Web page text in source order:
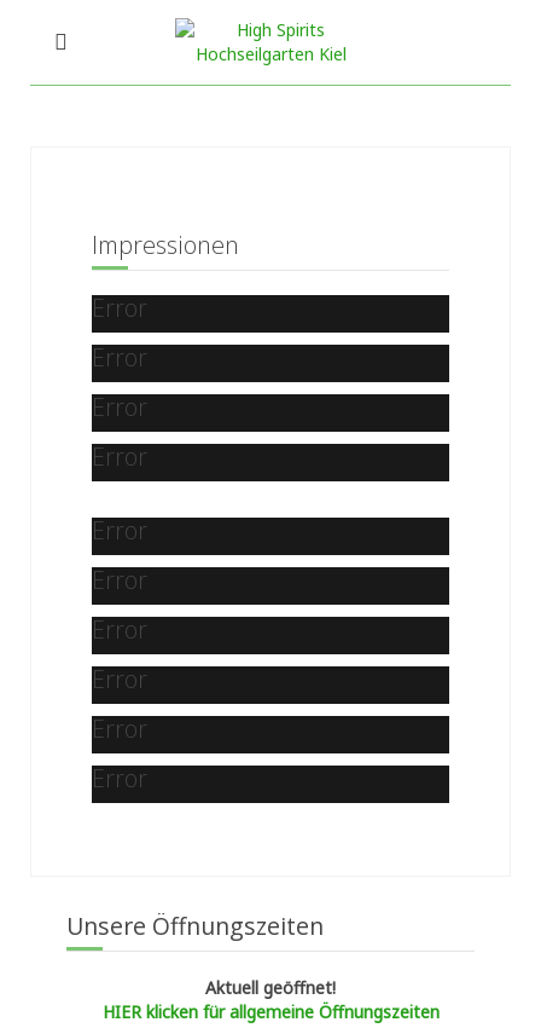
Impressionen
Error
Error
Error
Error
Error
Error
Error
Error
Error
Error
Unsere Öffnungszeiten
Aktuell geöffnet!
HIER klicken für allgemeine Öffnungszeiten